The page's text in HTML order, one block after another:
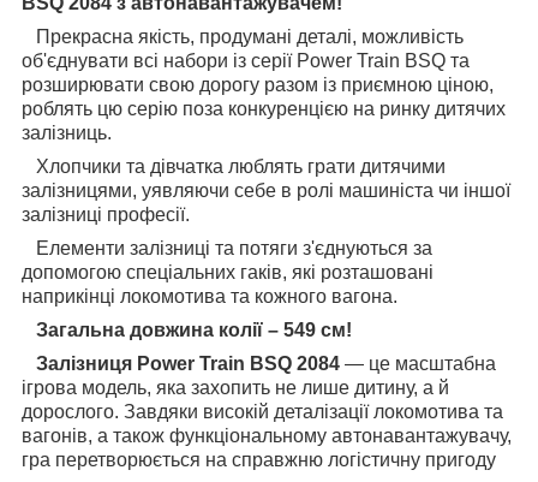
Прекрасна якість, продумані деталі, можливість
об'єднувати всі набори із серії Power Train BSQ та
розширювати свою дорогу разом із приємною ціною,
роблять цю серію поза конкуренцією на ринку дитячих
залізниць.
Хлопчики та дівчатка люблять грати дитячими
залізницями, уявляючи себе в ролі машиніста чи іншої
залізниці професії.
Елементи залізниці та потяги з'єднуються за
допомогою спеціальних гаків, які розташовані
наприкінці локомотива та кожного вагона.
Загальна довжина колії – 549 см!
Залізниця Power Train BSQ 2084 — це масштабна
ігрова модель, яка захопить не лише дитину, а й
дорослого. Завдяки високій деталізації локомотива та
вагонів, а також функціональному автонавантажувачу,
гра перетворюється на справжню логістичну пригоду